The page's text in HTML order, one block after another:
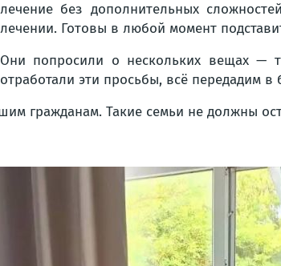
лечение без дополнительных
лечении. Готовы в любой момент
Они попросили о нескольких вещах —
отработали эти просьбы, всё передадим
гражданам. Такие семьи не должны